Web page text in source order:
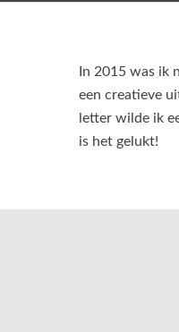
In 2015 was ik
een creatieve
letter wilde ik
is het gelukt!